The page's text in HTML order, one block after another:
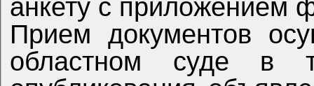
анкету с
Прием документов осуществляется в Ульяновском
областном суде в